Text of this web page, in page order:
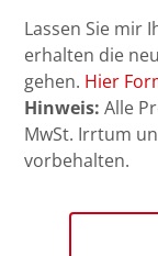
Lassen Sie mir
erhalten die
gehen. Hier
Hinweis: Alle
MwSt. Irrtum
vorbehalten.